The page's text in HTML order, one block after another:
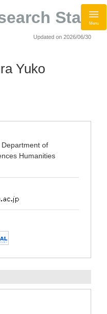
StaffMenu
Updated on 2026/06/30
Yuko
of
Humanities